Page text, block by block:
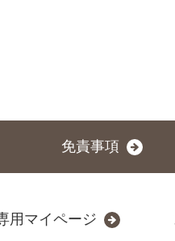
免責事項
用マイページ